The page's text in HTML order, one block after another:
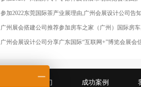
参加2022东莞国际茶产业展理由,广州会展设计公司告
广州展会搭建公司推荐参加房车之家（广州）国际房
广州会展设计公司分享广东国际“互联网+”博览会展会
关于我们 成功案例